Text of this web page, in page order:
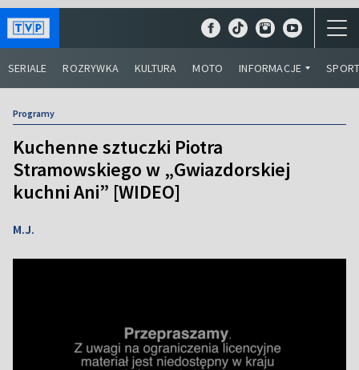
SERIALE ROZRYWKA KULTURA MOTO INFORMACJE
Programy
Kuchenne sztuczki Piotra
Stramowskiego w „Gwiazdorskiej
kuchni Ani” [WIDEO]
M.J.